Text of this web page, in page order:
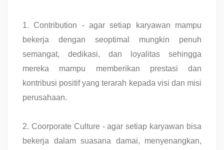
1.
Contribution - agar setiap karyawan mampu
bekerja dengan seoptimal mungkin penuh
semangat, dedikasi, dan loyalitas sehingga
mereka mampu memberikan prestasi dan
kontribusi positif yang terarah kepada visi dan misi
perusahaan.
2. Coorporate Culture - agar setiap karyawan bisa
bekerja dalam suasana damai, menyenangkan,